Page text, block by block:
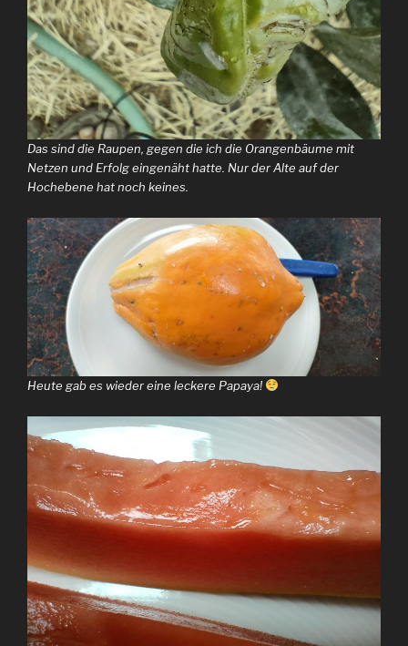
Das sind die Raupen, gegen die ich die Orangenbäume mit
Netzen und Erfolg eingenäht hatte. Nur der Alte auf der
Hochebene hat noch keines.
Heute gab es wieder eine leckere Papaya!